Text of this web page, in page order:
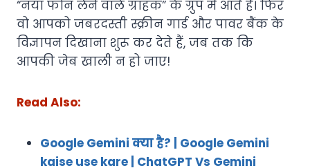
“नया फोन लेने वाले ग्राहक” के ग्रुप में आते हैं। फिर
वो आपको जबरदस्ती स्क्रीन गार्ड और पावर बैंक के
विज्ञापन दिखाना शुरू कर देते हैं, जब तक कि
आपकी जेब खाली न हो जाए!
Read Also:
Google Gemini क्या है? | Google Gemini
kaise use kare | ChatGPT Vs Gemini